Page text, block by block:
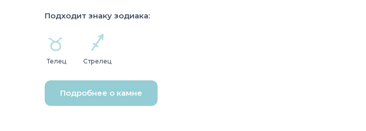
Подходит знаку зодиака:
Телец Стрелец
Подробнее о камне